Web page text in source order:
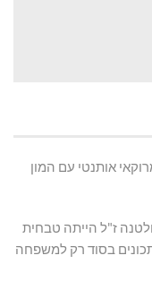
אותנטי עם המון
ז"ל הייתה טבחית
בסוד רק למשפחה